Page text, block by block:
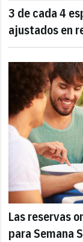
3 de cada 4
ajustados en
Las reservas
para Semana